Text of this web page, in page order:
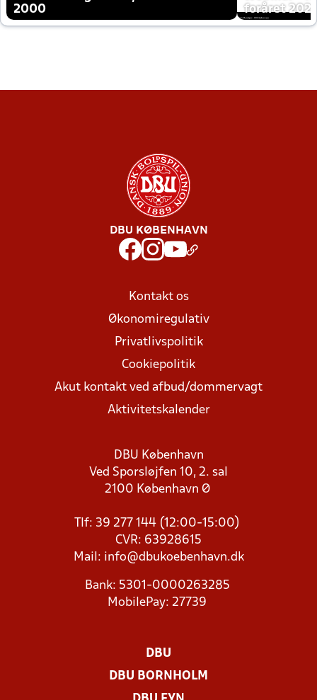
2000
foråret
DBU KØBENHAVN
Kontakt os
Økonomiregulativ
Privatlivspolitik
Cookiepolitik
Akut kontakt ved afbud/dommervagt
Aktivitetskalender
DBU København
Ved Sporsløjfen 10, 2. sal
2100 København Ø
Tlf: 39 277 144 (12:00-15:00)
CVR: 63928615
Mail: info@dbukoebenhavn.dk
Bank: 5301-0000263285
MobilePay: 27739
DBU
DBU BORNHOLM